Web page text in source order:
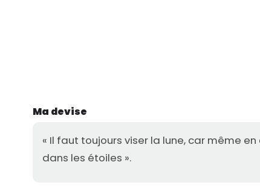
Ma devise
« Il faut toujours viser la lune, car même
dans les étoiles ».